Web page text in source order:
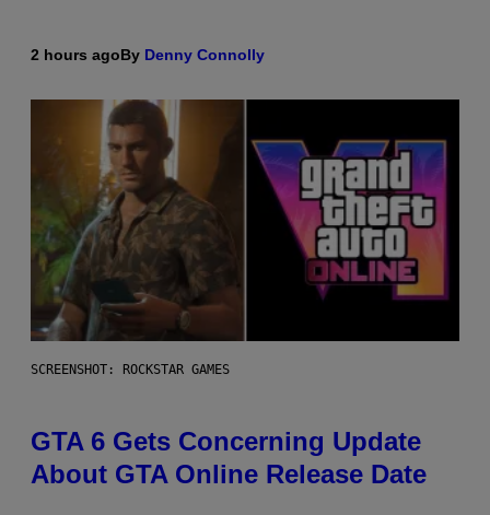
2 hours agoBy Denny Connolly
SCREENSHOT: ROCKSTAR GAMES
GTA 6 Gets Concerning Update
About GTA Online Release Date